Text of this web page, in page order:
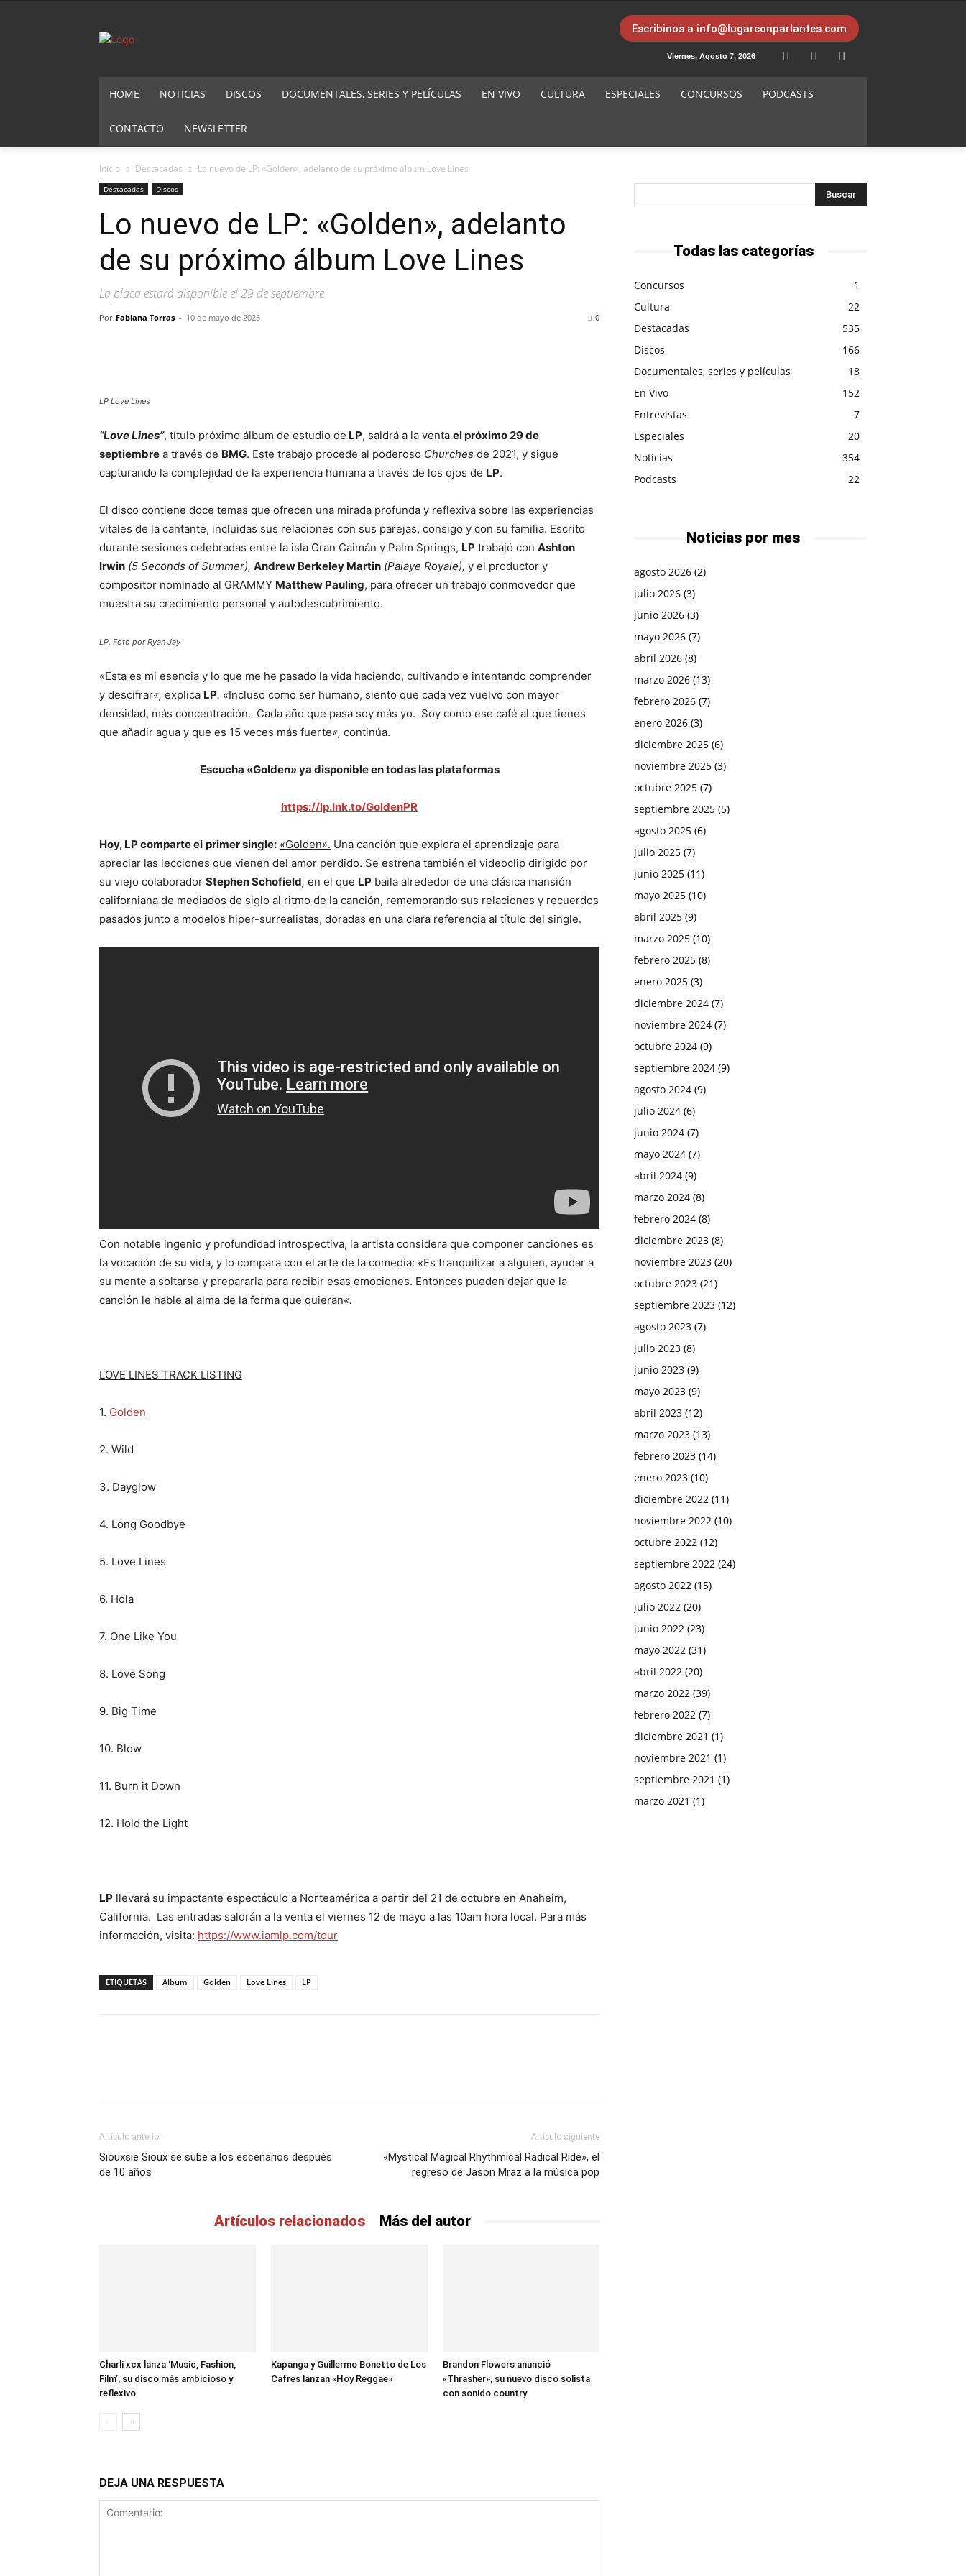
Escribinos a info@lugarconparlantes.com
Viernes, Agosto 7, 2026
HOME NOTICIAS DISCOS DOCUMENTALES, SERIES Y PELÍCULAS EN VIVO CULTURA ESPECIALES CONCURSOS PODCASTS
CONTACTO NEWSLETTER
Inicio Destacadas Lo nuevo de LP: «Golden», adelanto de su próximo álbum Love Lines
Destacadas Discos
Lo nuevo de LP: «Golden», adelanto
de su próximo álbum Love Lines
La placa estará disponible el 29 de septiembre
Por Fabiana Torras - 10 de mayo de 2023 0
LP Love Lines
“Love Lines”, título próximo álbum de estudio de LP, saldrá a la venta el próximo 29 de
septiembre a través de BMG. Este trabajo procede al poderoso Churches de 2021, y sigue
capturando la complejidad de la experiencia humana a través de los ojos de LP.
El disco contiene doce temas que ofrecen una mirada profunda y reflexiva sobre las experiencias
vitales de la cantante, incluidas sus relaciones con sus parejas, consigo y con su familia. Escrito
durante sesiones celebradas entre la isla Gran Caimán y Palm Springs, LP trabajó con Ashton
Irwin (5 Seconds of Summer), Andrew Berkeley Martin (Palaye Royale), y el productor y
compositor nominado al GRAMMY Matthew Pauling, para ofrecer un trabajo conmovedor que
muestra su crecimiento personal y autodescubrimiento.
LP. Foto por Ryan Jay
«Esta es mi esencia y lo que me he pasado la vida haciendo, cultivando e intentando comprender
y descifrar«, explica LP. «Incluso como ser humano, siento que cada vez vuelvo con mayor
densidad, más concentración. Cada año que pasa soy más yo. Soy como ese café al que tienes
que añadir agua y que es 15 veces más fuerte«, continúa.
Escucha «Golden» ya disponible en todas las plataformas
https://lp.lnk.to/GoldenPR
Hoy, LP comparte el primer single: «Golden». Una canción que explora el aprendizaje para
apreciar las lecciones que vienen del amor perdido. Se estrena también el videoclip dirigido por
su viejo colaborador Stephen Schofield, en el que LP baila alrededor de una clásica mansión
californiana de mediados de siglo al ritmo de la canción, rememorando sus relaciones y recuerdos
pasados junto a modelos hiper-surrealistas, doradas en una clara referencia al título del single.
Con notable ingenio y profundidad introspectiva, la artista considera que componer canciones es
la vocación de su vida, y lo compara con el arte de la comedia: «Es tranquilizar a alguien, ayudar a
su mente a soltarse y prepararla para recibir esas emociones. Entonces pueden dejar que la
canción le hable al alma de la forma que quieran«.
LOVE LINES TRACK LISTING
1. Golden
2. Wild
3. Dayglow
4. Long Goodbye
5. Love Lines
6. Hola
7. One Like You
8. Love Song
9. Big Time
10. Blow
11. Burn it Down
12. Hold the Light
LP llevará su impactante espectáculo a Norteamérica a partir del 21 de octubre en Anaheim,
California. Las entradas saldrán a la venta el viernes 12 de mayo a las 10am hora local. Para más
información, visita: https://www.iamlp.com/tour
ETIQUETAS Album Golden Love Lines LP
Artículo anterior
Siouxsie Sioux se sube a los escenarios después
de 10 años
Artículo siguiente
«Mystical Magical Rhythmical Radical Ride», el
regreso de Jason Mraz a la música pop
Artículos relacionados Más del autor
Charli xcx lanza ‘Music, Fashion,
Film’, su disco más ambicioso y
reflexivo
Kapanga y Guillermo Bonetto de Los
Cafres lanzan «Hoy Reggae»
Brandon Flowers anunció
«Thrasher», su nuevo disco solista
con sonido country
DEJA UNA RESPUESTA
Todas las categorías
Concursos
1
Cultura
22
Destacadas
535
Discos
166
Documentales, series y películas
18
En Vivo
152
Entrevistas
7
Especiales
20
Noticias
354
Podcasts
22
Noticias por mes
agosto 2026 (2)
julio 2026 (3)
junio 2026 (3)
mayo 2026 (7)
abril 2026 (8)
marzo 2026 (13)
febrero 2026 (7)
enero 2026 (3)
diciembre 2025 (6)
noviembre 2025 (3)
octubre 2025 (7)
septiembre 2025 (5)
agosto 2025 (6)
julio 2025 (7)
junio 2025 (11)
mayo 2025 (10)
abril 2025 (9)
marzo 2025 (10)
febrero 2025 (8)
enero 2025 (3)
diciembre 2024 (7)
noviembre 2024 (7)
octubre 2024 (9)
septiembre 2024 (9)
agosto 2024 (9)
julio 2024 (6)
junio 2024 (7)
mayo 2024 (7)
abril 2024 (9)
marzo 2024 (8)
febrero 2024 (8)
diciembre 2023 (8)
noviembre 2023 (20)
octubre 2023 (21)
septiembre 2023 (12)
agosto 2023 (7)
julio 2023 (8)
junio 2023 (9)
mayo 2023 (9)
abril 2023 (12)
marzo 2023 (13)
febrero 2023 (14)
enero 2023 (10)
diciembre 2022 (11)
noviembre 2022 (10)
octubre 2022 (12)
septiembre 2022 (24)
agosto 2022 (15)
julio 2022 (20)
junio 2022 (23)
mayo 2022 (31)
abril 2022 (20)
marzo 2022 (39)
febrero 2022 (7)
diciembre 2021 (1)
noviembre 2021 (1)
septiembre 2021 (1)
marzo 2021 (1)